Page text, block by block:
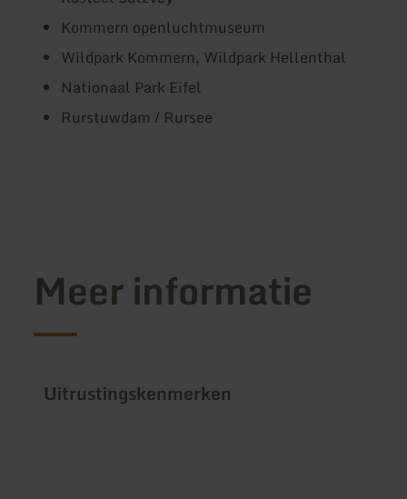
Kommern openluchtmuseum
Wildpark Kommern, Wildpark Hellenthal
Nationaal Park Eifel
Rurstuwdam / Rursee
Meer informatie
Uitrustingskenmerken